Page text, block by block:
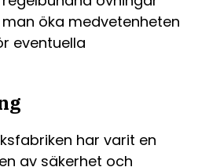
öka medvetenheten
eventuella
har varit en
av säkerhet och